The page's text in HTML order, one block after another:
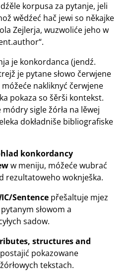
korpusa za pytanje, jeli
wědźeć hač jewi so někajke
Zejlerja, wuzwoliće jeho w
je konkordanca (jendź.
je pytane słowo čerwjene
nakliknyć čerwjene
pokaza so šěrši kontekst.
sigle žórła na lěwej
dokładniše bibliografiske
konkordancy
w meniju, móžeće wubrać
rezultatoweho woknješka.
Sentence přešaltuje mjez
słowom a
sadow.
structures and
pokazowane
tekstach.